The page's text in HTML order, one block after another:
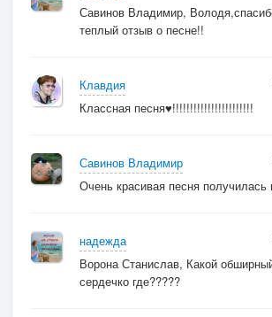
Савинов Владимир,
теплый отзыв о песне!!
Клавдия
Классная песня♥!!!!!!!!!!!!!!!!!!!!!!!
Савинов Владимир
Очень красивая песня
надежда
Ворона Станислав, Какой
сердечко где?????